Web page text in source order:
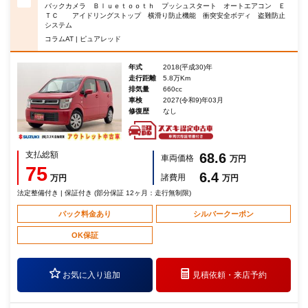
バックカメラ Ｂｌｕｅｔｏｏｔｈ プッシュスタート オートエアコン Ｅ
ＴＣ アイドリングストップ 横滑り防止機能 衝突安全ボディ 盗難防止
システム
コラムAT | ピュアレッド
年式
2018(平成30)年
走行距離
5.8万Km
排気量
660cc
車検
2027(令和9)年03月
修復歴
なし
支払総額
75 万円
車両価格 68.6 万円
諸費用
6.4 万円
法定整備付き | 保証付き (部分保証 12ヶ月：走行無制限)
パック料金あり シルバークーポン
OK保証
お気に入り追加 見積依頼・来店予約